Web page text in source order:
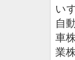
い
自
車
業